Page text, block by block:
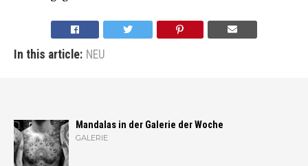
In this article: NEU
Mandalas in der Galerie der Woche
GALERIE